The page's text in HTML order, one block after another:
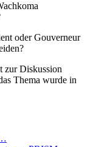
oder Gouverneur
zur Diskussion
Thema wurde in